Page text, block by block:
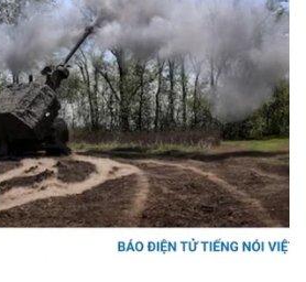
Ô tô - Xe máy
Ô tô
Xe máy